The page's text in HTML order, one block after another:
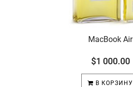
MacBook Air
$1 000.00
В КОРЗИНУ